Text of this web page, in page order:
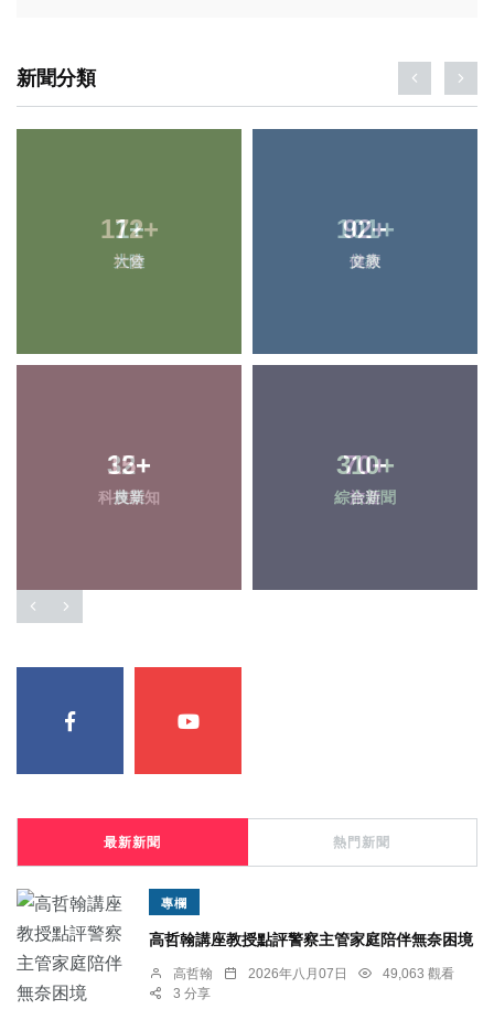
新聞分類
1+
大陸
92+
健康
15+
科技新知
310+
綜合新聞
172+
社會
101+
文教
32+
農業
70+
旅遊
最新新聞 熱門新聞
專欄
高哲翰講座教授點評警察主管家庭陪伴無奈困境
高哲翰 2026年八月07日
49,063 觀看
3 分享